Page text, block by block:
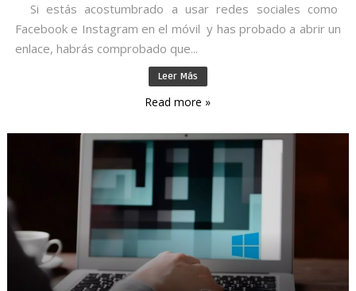
Si estás acostumbrado a usar redes sociales como
Facebook e Instagram en el móvil y has probado a abrir un
enlace, habrás comprobado que...
Leer Más
Read more »